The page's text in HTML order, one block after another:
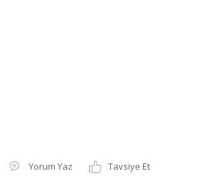
Yorum Yaz
Tavsiye Et